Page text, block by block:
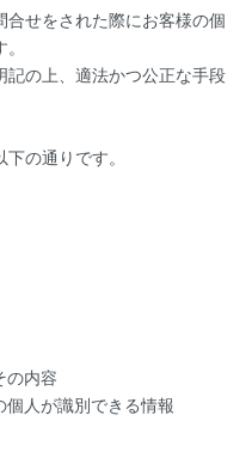
せをされた際にお客様の個
の上、適法かつ公正な手段
の通りです。
の内容
人が識別できる情報